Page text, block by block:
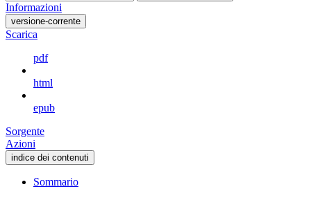
Informazioni
versione-corrente
Scarica
pdf
html
epub
Sorgente
Azioni
indice dei contenuti
Sommario